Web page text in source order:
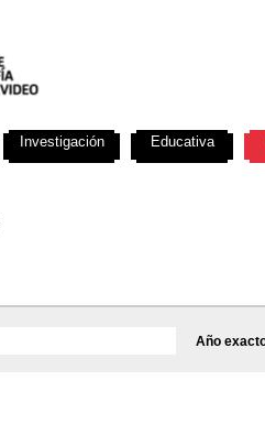
Año
Investigación Educativa